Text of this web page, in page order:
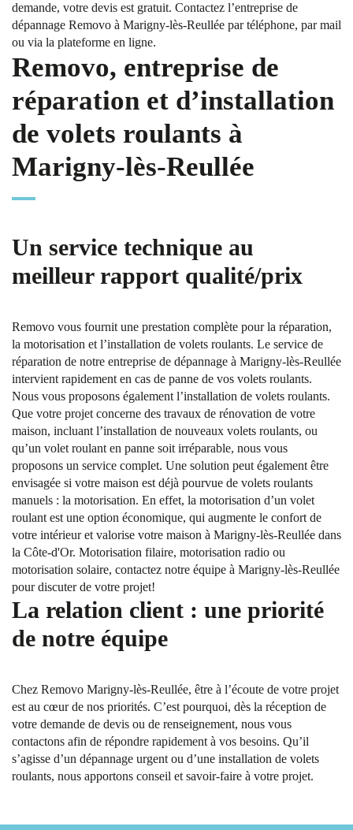
demande, votre devis est gratuit. Contactez l’entreprise de
dépannage Removo à Marigny-lès-Reullée par téléphone, par mail
ou via la plateforme en ligne.
Removo, entreprise de
réparation et d’installation
de volets roulants à
Marigny-lès-Reullée
Un service technique au
meilleur rapport qualité/prix
Removo vous fournit une prestation complète pour la réparation,
la motorisation et l’installation de volets roulants. Le service de
réparation de notre entreprise de dépannage à Marigny-lès-Reullée
intervient rapidement en cas de panne de vos volets roulants.
Nous vous proposons également l’installation de volets roulants.
Que votre projet concerne des travaux de rénovation de votre
maison, incluant l’installation de nouveaux volets roulants, ou
qu’un volet roulant en panne soit irréparable, nous vous
proposons un service complet. Une solution peut également être
envisagée si votre maison est déjà pourvue de volets roulants
manuels : la motorisation. En effet, la motorisation d’un volet
roulant est une option économique, qui augmente le confort de
votre intérieur et valorise votre maison à Marigny-lès-Reullée dans
la Côte-d'Or. Motorisation filaire, motorisation radio ou
motorisation solaire, contactez notre équipe à Marigny-lès-Reullée
pour discuter de votre projet!
La relation client : une priorité
de notre équipe
Chez Removo Marigny-lès-Reullée, être à l’écoute de votre projet
est au cœur de nos priorités. C’est pourquoi, dès la réception de
votre demande de devis ou de renseignement, nous vous
contactons afin de répondre rapidement à vos besoins. Qu’il
s’agisse d’un dépannage urgent ou d’une installation de volets
roulants, nous apportons conseil et savoir-faire à votre projet.